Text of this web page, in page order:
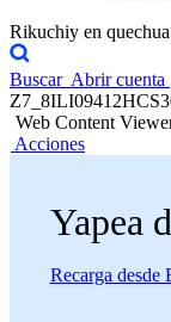
Rikuchiy en quechua
Buscar Abrir cuenta
Web Content
Acciones
Yapea
Recarga desde